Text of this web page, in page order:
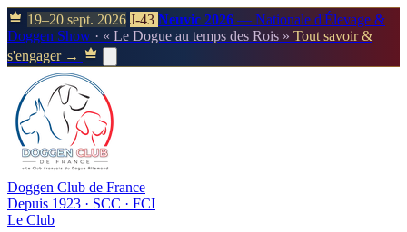
19–20 sept. 2026 J-43 Neuvic 2026 — Nationale d'Élevage &
Doggen Show · « Le Dogue au temps des Rois » Tout savoir &
s'engager →
Doggen Club de France
Depuis 1923 · SCC · FCI
Le Club